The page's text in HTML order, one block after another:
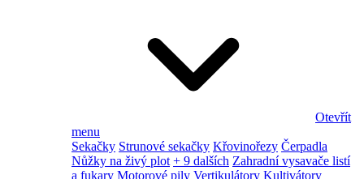
Otevřít
menu
Sekačky Strunové sekačky Křovinořezy Čerpadla
Nůžky na živý plot + 9 dalších Zahradní vysavače listí
a fukary Motorové pily Vertikulátory Kultivátory